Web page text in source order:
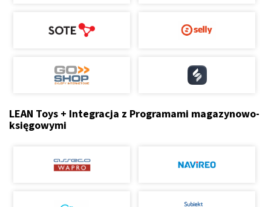
LEAN Toys + Integracja z Programami magazynowo-
księgowymi